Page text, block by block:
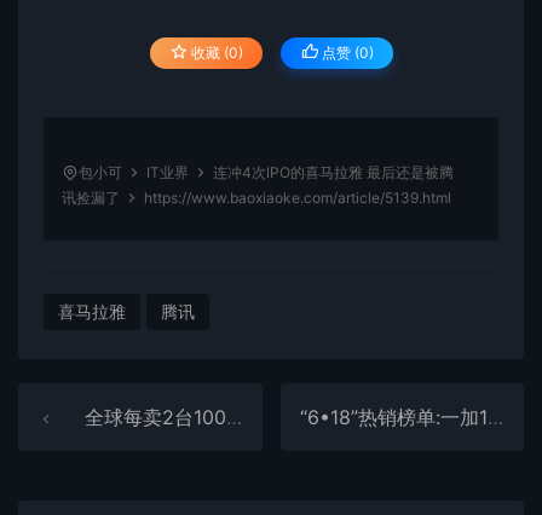
收藏 (0) 点赞 (0)
包小可 IT业界
连冲4次IPO的喜马拉雅 最后还是被腾
讯捡漏了
https://www.baoxiaoke.com/article/5139.html
喜马拉雅 腾讯
全球每卖2台100吋就有1台是海信！Omdia揭晓世界第一统治力 “6•18”热销榜单:一加13、iQOO13等上榜 iPhone 16e成“小透明”